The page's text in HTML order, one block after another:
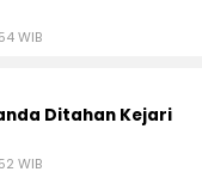
WIB
Ditahan Kejari
WIB